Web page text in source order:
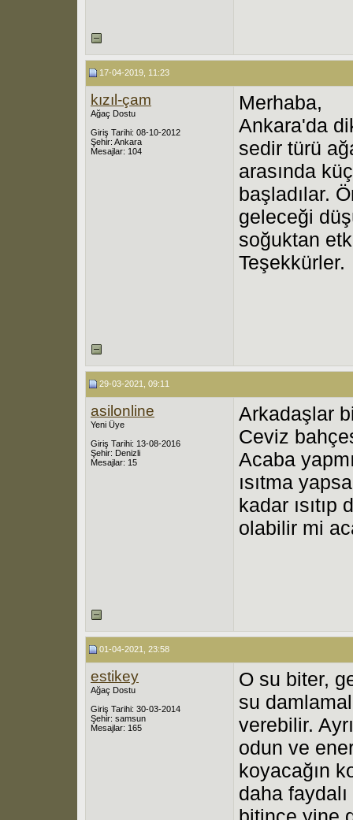
17-04-2019, 11:23
kızıl-çam
Ağaç Dostu
Giriş Tarihi: 08-10-2012
Şehir: Ankara
Mesajlar: 104
Merhaba,
Ankara'da
sedir türü
arasında
başladılar.
geleceği
soğuktan
Teşekkürler.
29-03-2021, 09:11
asilonline
Yeni Üye
Giriş Tarihi: 13-08-2016
Şehir: Denizli
Mesajlar: 15
Arkadaşlar
Ceviz
Acaba
ısıtma
kadar
olabilir mi
01-04-2021, 23:58
estikey
Ağaç Dostu
Giriş Tarihi: 30-03-2014
Şehir: samsun
Mesajlar: 165
O su biter,
su
verebilir.
odun ve
koyacağın
daha